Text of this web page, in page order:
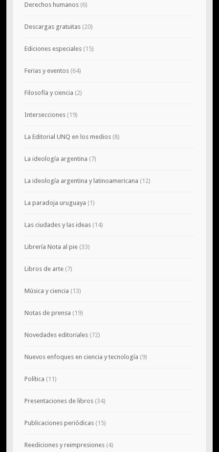
Derechos humanos(6)
Descargas gratuitas(20)
Ediciones especiales(15)
Ferias y eventos(64)
Filosofía y ciencia (2)
Intersecciones(19)
La Editorial UNQ en los medios(8)
La ideología argentina (7)
La ideología argentina y latinoamericana (12)
La paradoja uruguaya (1)
Las ciudades y las ideas(14)
Librería Nota al pie(33)
Libros de arte(7)
Música y ciencia (13)
Notas de prensa (19)
Novedades editoriales(72)
Nuevos enfoques en ciencia y tecnología (9)
Política (11)
Presentaciones de libros(34)
Publicaciones periódicas(15)
Reediciones y reimpresiones(4)